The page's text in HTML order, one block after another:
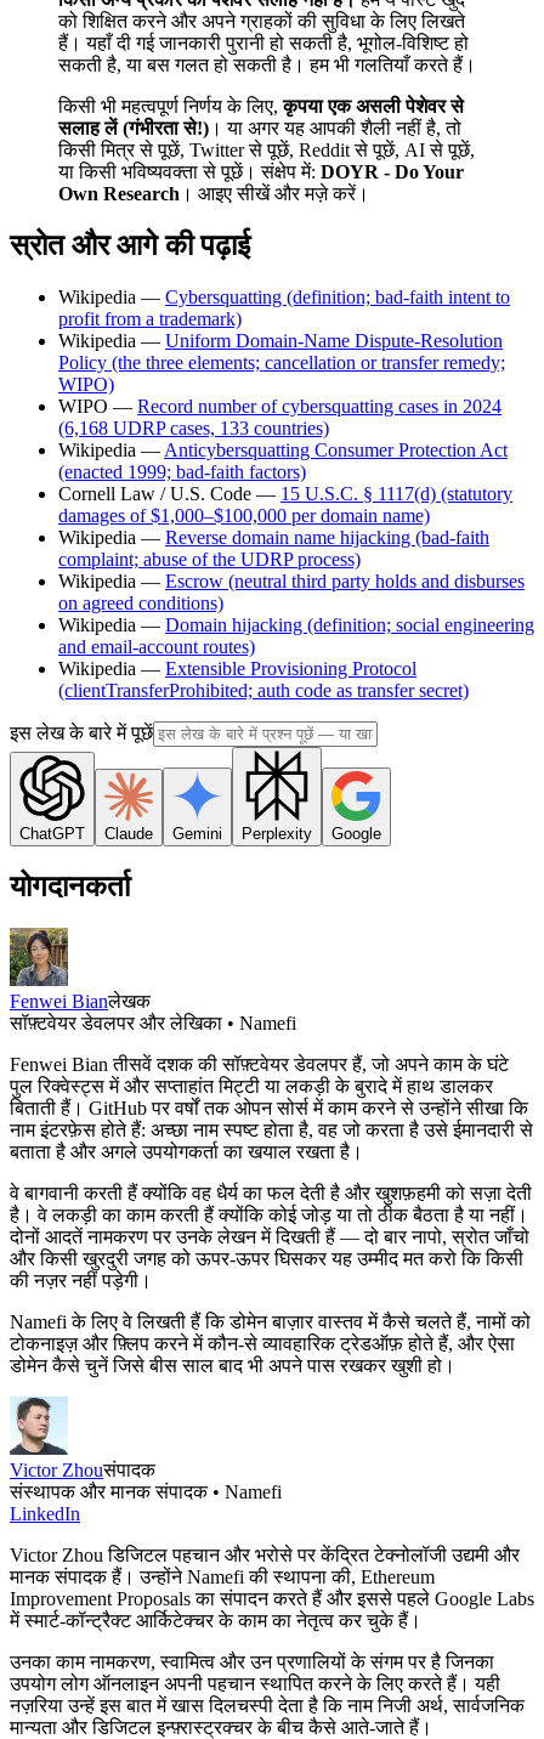
को शिक्षित करने और अपने ग्राहकों की सुविधा के लिए लिखते
हैं। यहाँ दी गई जानकारी पुरानी हो सकती है, भूगोल-विशिष्ट हो
सकती है, या बस गलत हो सकती है। हम भी गलतियाँ करते हैं।
किसी भी महत्वपूर्ण निर्णय के लिए,कृपया एक असली पेशेवर से
सलाह लें (गंभीरता से!) । या अगर यह आपकी शैली नहीं है, तो
किसी मित्र से पूछें, Twitter से पूछें, Reddit से पूछें, AI से पूछें,
या किसी भविष्यवक्ता से पूछें। संक्षेप में: DOYR - Do Your
Own Research । आइए सीखें और मज़े करें।
स्रोत और आगे की पढ़ाई
Wikipedia — Cybersquatting (definition; bad-faith intent to
profit from a trademark)
Wikipedia — Uniform Domain-Name Dispute-Resolution
Policy (the three elements; cancellation or transfer remedy;
WIPO)
WIPO — Record number of cybersquatting cases in 2024
(6,168 UDRP cases, 133 countries)
Wikipedia — Anticybersquatting Consumer Protection Act
(enacted 1999; bad-faith factors)
Cornell Law / U.S. Code — 15 U.S.C. § 1117(d) (statutory
damages of $1,000–$100,000 per domain name)
Wikipedia — Reverse domain name hijacking (bad-faith
complaint; abuse of the UDRP process)
Wikipedia — Escrow (neutral third party holds and disburses
on agreed conditions)
Wikipedia — Domain hijacking (definition; social engineering
and email-account routes)
Wikipedia — Extensible Provisioning Protocol
(clientTransferProhibited; auth code as transfer secret)
इस लेख के बारे में पूछें
ChatGPT Claude Gemini Perplexity Google
योगदानकर्ता
Fenwei Bianलेखक
सॉफ़्टवेयर डेवलपर और लेखिका • Namefi
Fenwei Bian तीसवें दशक की सॉफ़्टवेयर डेवलपर हैं, जो अपने काम के घंटे
पुल रिक्वेस्ट्स में और सप्ताहांत मिट्टी या लकड़ी के बुरादे में हाथ डालकर
बिताती हैं। GitHub पर वर्षों तक ओपन सोर्स में काम करने से उन्होंने सीखा कि
नाम इंटरफ़ेस होते हैं: अच्छा नाम स्पष्ट होता है, वह जो करता है उसे ईमानदारी से
बताता है और अगले उपयोगकर्ता का खयाल रखता है।
वे बागवानी करती हैं क्योंकि वह धैर्य का फल देती है और खुशफ़हमी को सज़ा देती
है। वे लकड़ी का काम करती हैं क्योंकि कोई जोड़ या तो ठीक बैठता है या नहीं।
दोनों आदतें नामकरण पर उनके लेखन में दिखती हैं — दो बार नापो, स्रोत जाँचो
और किसी खुरदुरी जगह को ऊपर-ऊपर घिसकर यह उम्मीद मत करो कि किसी
की नज़र नहीं पड़ेगी।
Namefi के लिए वे लिखती हैं कि डोमेन बाज़ार वास्तव में कैसे चलते हैं, नामों को
टोकनाइज़ और फ़्लिप करने में कौन-से व्यावहारिक ट्रेडऑफ़ होते हैं, और ऐसा
डोमेन कैसे चुनें जिसे बीस साल बाद भी अपने पास रखकर खुशी हो।
Victor Zhouसंपादक
संस्थापक और मानक संपादक • Namefi
LinkedIn
Victor Zhou डिजिटल पहचान और भरोसे पर केंद्रित टेक्नोलॉजी उद्यमी और
मानक संपादक हैं। उन्होंने Namefi की स्थापना की, Ethereum
Improvement Proposals का संपादन करते हैं और इससे पहले Google Labs
में स्मार्ट-कॉन्ट्रैक्ट आर्किटेक्चर के काम का नेतृत्व कर चुके हैं।
उनका काम नामकरण, स्वामित्व और उन प्रणालियों के संगम पर है जिनका
उपयोग लोग ऑनलाइन अपनी पहचान स्थापित करने के लिए करते हैं। यही
नज़रिया उन्हें इस बात में खास दिलचस्पी देता है कि नाम निजी अर्थ, सार्वजनिक
मान्यता और डिजिटल इन्फ़्रास्ट्रक्चर के बीच कैसे आते-जाते हैं।